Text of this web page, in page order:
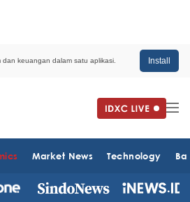
dan keuangan dalam satu aplikasi. Install
Market News Technology